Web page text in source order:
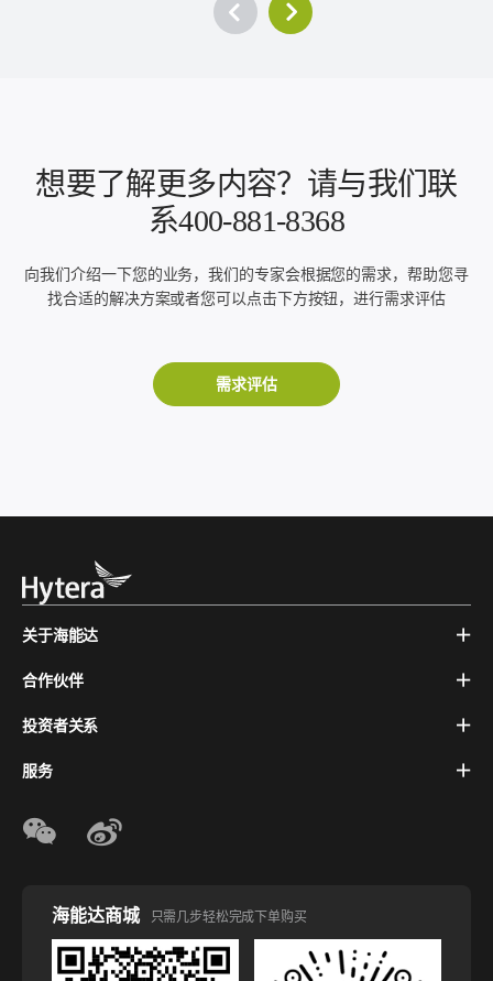
想要了解更多内容？请与我们联
系400-881-8368
向我们介绍一下您的业务，我们的专家会根据您的需求，帮助您寻
找合适的解决方案或者您可以点击下方按钮，进行需求评估
需求评估
关于海能达
合作伙伴
投资者关系
服务
海能达商城 只需几步轻松完成下单购买